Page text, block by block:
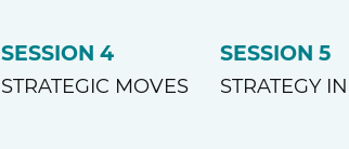
SESSION 4
STRATEGIC MOVES
SESSION 5
STRATEGY